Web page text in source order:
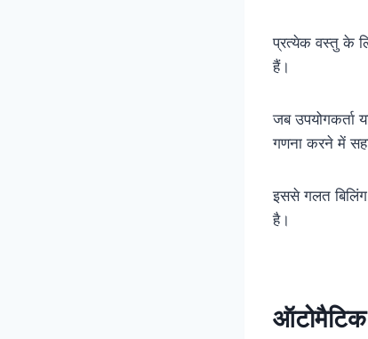
प्रत्येक वस्तु के
हैं।
जब उपयोगकर्ता
गणना करने में
इससे गलत बिलिंग
है।